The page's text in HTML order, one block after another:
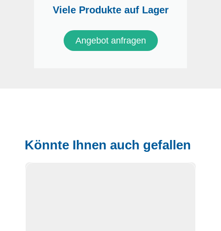
Viele Produkte auf Lager
Angebot anfragen
Könnte Ihnen auch gefallen